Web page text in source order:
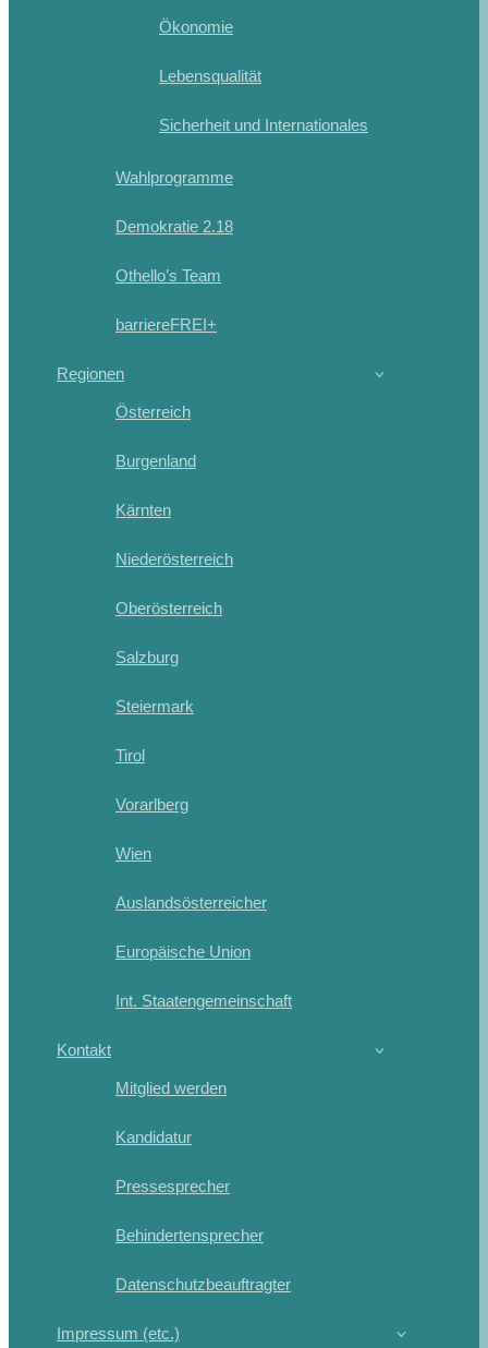
Ökonomie
Lebensqualität
Sicherheit und Internationales
Wahlprogramme
Demokratie 2.18
Othello’s Team
barriereFREI+
Regionen
Österreich
Burgenland
Kärnten
Niederösterreich
Oberösterreich
Salzburg
Steiermark
Tirol
Vorarlberg
Wien
Auslandsösterreicher
Europäische Union
Int. Staatengemeinschaft
Kontakt
Mitglied werden
Kandidatur
Pressesprecher
Behindertensprecher
Datenschutzbeauftragter
Impressum (etc.)